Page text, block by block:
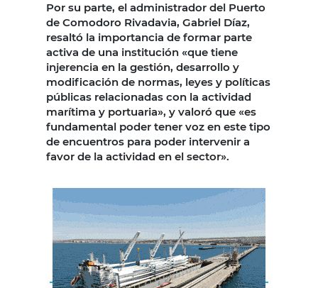
Por su parte, el administrador del Puerto
de Comodoro Rivadavia, Gabriel Díaz,
resaltó la importancia de formar parte
activa de una institución «que tiene
injerencia en la gestión, desarrollo y
modificación de normas, leyes y políticas
públicas relacionadas con la actividad
marítima y portuaria», y valoró que «es
fundamental poder tener voz en este tipo
de encuentros para poder intervenir a
favor de la actividad en el sector».